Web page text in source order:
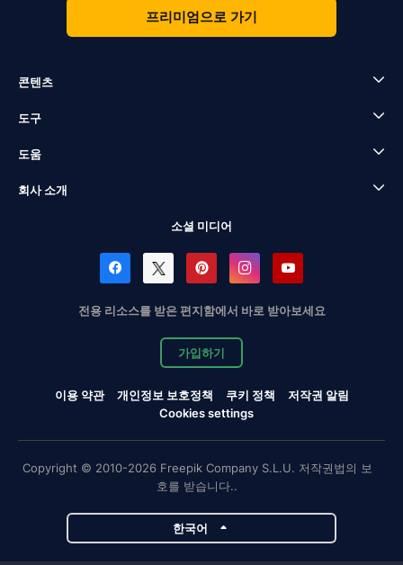
프리미엄으로 가기
콘텐츠
도구
도움
회사 소개
소셜 미디어
전용 리소스를 받은 편지함에서 바로 받아보세요
가입하기
이용 약관 개인정보 보호정책 쿠키 정책
저작권 알림
Cookies settings
Copyright © 2010-2026 Freepik Company S.L.U. 저작권법의 보
호를 받습니다..
한국어